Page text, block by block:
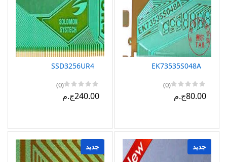
EK73535S048A
(0)
80.00ج.م
SSD3256UR4
(0)
240.00ج.م
جديد جديد